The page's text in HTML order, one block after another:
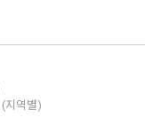
(지역별)